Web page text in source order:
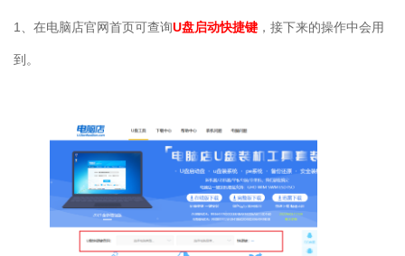
1 、在电脑店官网首页可查询U盘启动快捷键 ，接下来的操作中会用
到。